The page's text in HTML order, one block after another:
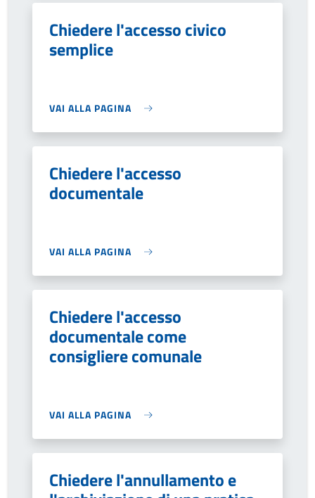
Chiedere l'accesso civico
semplice
VAI ALLA PAGINA
Chiedere l'accesso
documentale
VAI ALLA PAGINA
Chiedere l'accesso
documentale come
consigliere comunale
VAI ALLA PAGINA
Chiedere l'annullamento e